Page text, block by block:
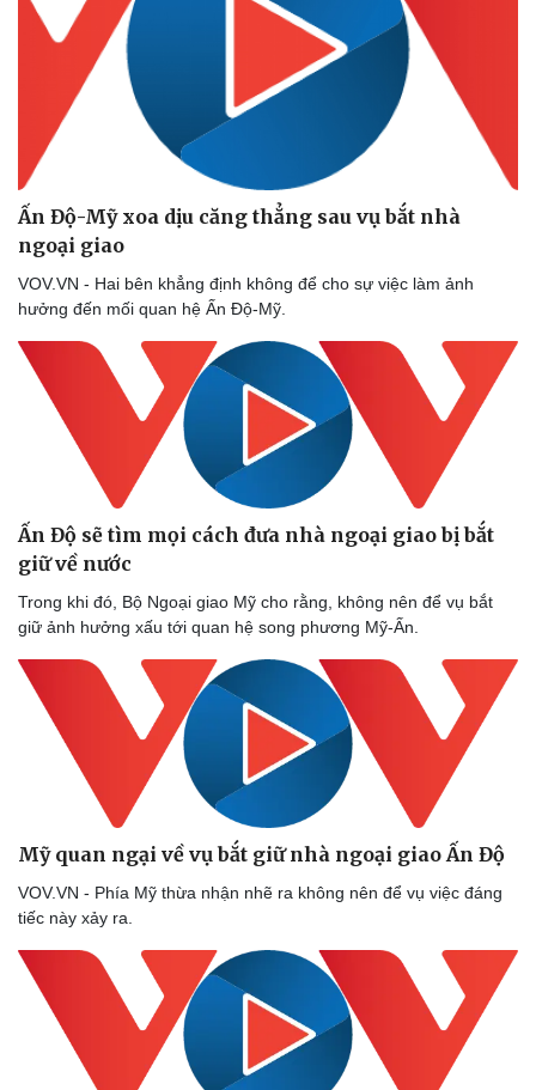
Văn hóa
Sân khấu - Điện ảnh
Văn học
Âm nhạc
Giải trí
Nghệ sĩ
Thời trang
Sao Việt
Ấn Độ-Mỹ xoa dịu căng thẳng sau vụ bắt nhà
ngoại giao
VOV.VN - Hai bên khẳng định không để cho sự việc làm ảnh
hưởng đến mối quan hệ Ấn Độ-Mỹ.
Ấn Độ sẽ tìm mọi cách đưa nhà ngoại giao bị bắt
giữ về nước
Trong khi đó, Bộ Ngoại giao Mỹ cho rằng, không nên để vụ bắt
giữ ảnh hưởng xấu tới quan hệ song phương Mỹ-Ấn.
Mỹ quan ngại về vụ bắt giữ nhà ngoại giao Ấn Độ
VOV.VN - Phía Mỹ thừa nhận nhẽ ra không nên để vụ việc đáng
tiếc này xảy ra.